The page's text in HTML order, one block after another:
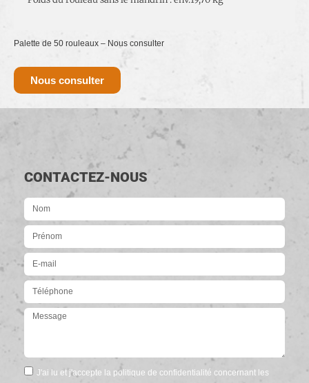
Palette de 50 rouleaux – Nous consulter
Nous consulter
CONTACTEZ-NOUS
J'ai lu et j'accepte la politique de confidentialité concernant les